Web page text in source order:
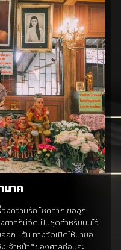
าค
งความรัก โชคลาภ ขอลูก
ศาลก็มีจัดเป็นชุดสำหรับบนไว้
อก 1 วัน ทางวัดเปิดให้มาขอ
เจ้าหน้าที่ของศาลก่อนค่ะ